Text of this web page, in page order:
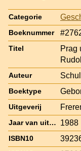
Categorie
Boeknummer
Titel
Prag
Auteur
Boektype
Uitgeverij
Jaar van uitgave 1988
ISBN10